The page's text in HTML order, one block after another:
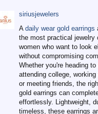
siriusjewelers
A daily wear gold earrings
the most practical jewelry
women who want to look
without compromising
Whether you're heading to
attending college, working
or meeting friends, the
gold earrings can
effortlessly. Lightweight,
timeless, these earrings